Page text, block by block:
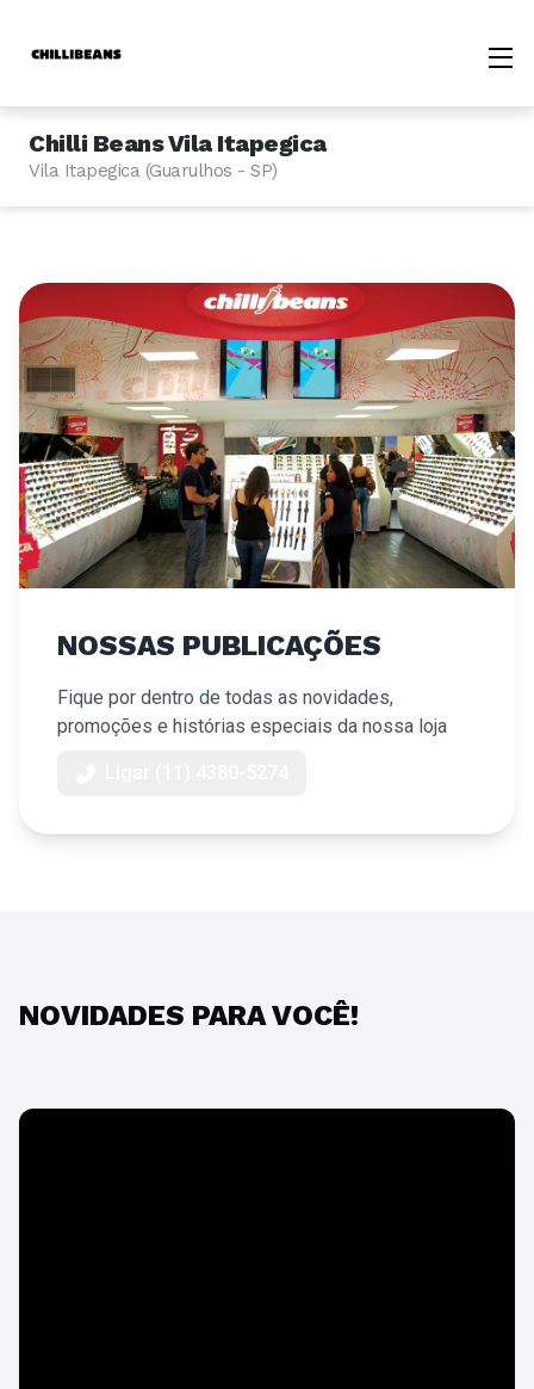
Chilli Beans Vila Itapegica
Vila Itapegica (Guarulhos - SP)
NOSSAS PUBLICAÇÕES
Fique por dentro de todas as novidades,
promoções e histórias especiais da nossa loja
NOVIDADES PARA VOCÊ!